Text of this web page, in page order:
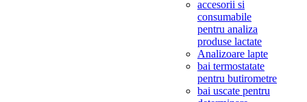
accesorii si
consumabile
pentru analiza
produse lactate
Analizoare lapte
bai termostatate
pentru butirometre
bai uscate pentru